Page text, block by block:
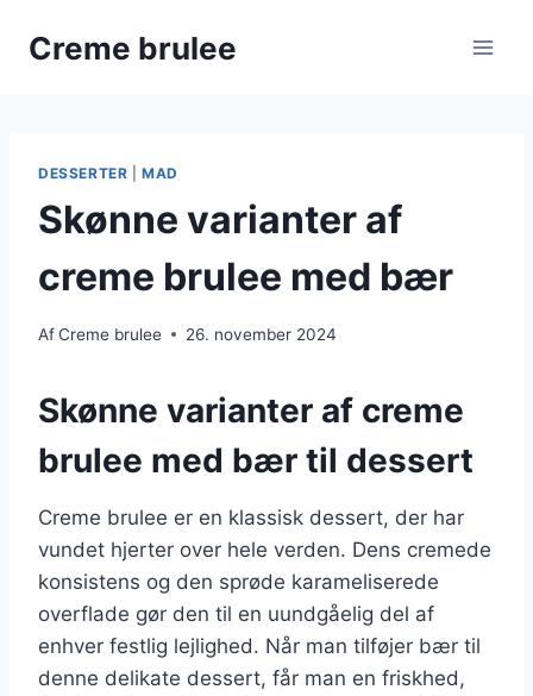
Creme brulee
DESSERTER |MAD
Skønne varianter af
creme brulee med bær
AfCreme brulee 26. november 2024
Skønne varianter af creme
brulee med bær til dessert
Creme brulee er en klassisk dessert, der har
vundet hjerter over hele verden. Dens cremede
konsistens og den sprøde karameliserede
overflade gør den til en uundgåelig del af
enhver festlig lejlighed. Når man tilføjer bær til
denne delikate dessert, får man en friskhed,